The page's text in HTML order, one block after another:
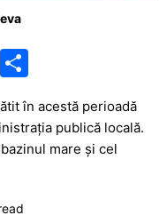
M
ta
je
în acestă perioadă
publică locală.
mare și cel